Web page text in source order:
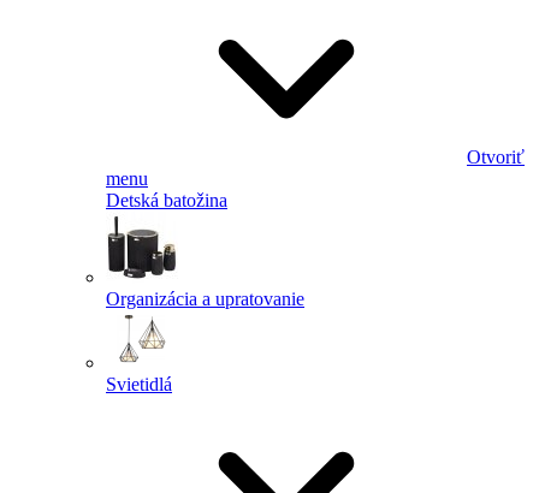
Otvoriť
menu
Detská batožina
Organizácia a upratovanie
Svietidlá